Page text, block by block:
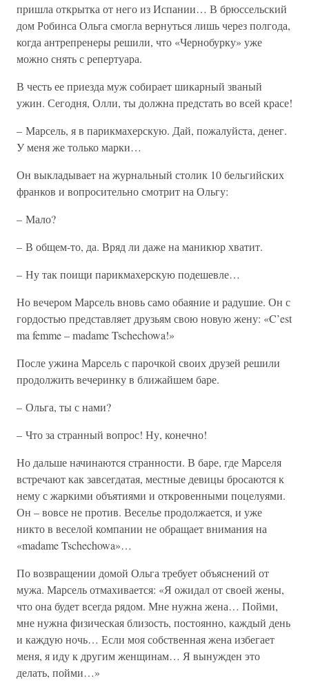
пришла открытка от него из Испании… В брюссельский
дом Робинса Ольга смогла вернуться лишь через полгода,
когда антрепренеры решили, что «Чернобурку» уже
можно снять с репертуара.
В честь ее приезда муж собирает шикарный званый
ужин. Сегодня, Олли, ты должна предстать во всей красе!
– Марсель, я в парикмахерскую. Дай, пожалуйста, денег.
У меня же только марки…
Он выкладывает на журнальный столик 10 бельгийских
франков и вопросительно смотрит на Ольгу:
– Мало?
– В общем-то, да. Вряд ли даже на маникюр хватит.
– Ну так поищи парикмахерскую подешевле…
Но вечером Марсель вновь само обаяние и радушие. Он с
гордостью представляет друзьям свою новую жену: «C’est
ma femme – madame Tschechowa!»
После ужина Марсель с парочкой своих друзей решили
продолжить вечеринку в ближайшем баре.
– Ольга, ты с нами?
– Что за странный вопрос! Ну, конечно!
Но дальше начинаются странности. В баре, где Марселя
встречают как завсегдатая, местные девицы бросаются к
нему с жаркими объятиями и откровенными поцелуями.
Он – вовсе не против. Веселье продолжается, и уже
никто в веселой компании не обращает внимания на
«madame Tschechowa»…
По возвращении домой Ольга требует объяснений от
мужа. Марсель отмахивается: «Я ожидал от своей жены,
что она будет всегда рядом. Мне нужна жена… Пойми,
мне нужна физическая близость, постоянно, каждый день
и каждую ночь… Если моя собственная жена избегает
меня, я иду к другим женщинам… Я вынужден это
делать, пойми…»